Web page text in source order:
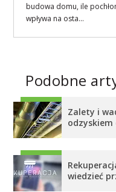
budowa domu, ile
wpływa na osta...
Podobne
Zalety i
odzyskiem
wiedzieć